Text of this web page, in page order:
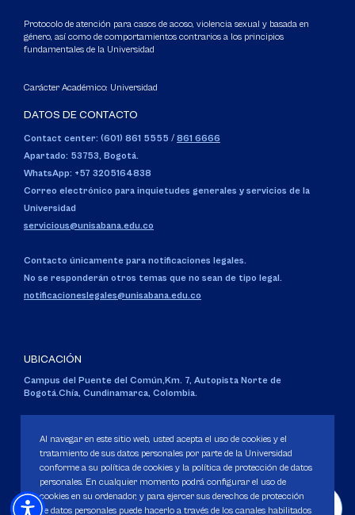
Protocolo de atención para casos de acoso, violencia sexual y basada en
género, así como de comportamientos contrarios a los principios
fundamentales de la Universidad
Carácter Académico: Universidad
DATOS DE CONTACTO
Contact center: (601) 861 5555 / 861 6666
Apartado: 53753, Bogotá.
WhatsApp: +57 3205164838
Correo electrónico para inquietudes generales y servicios de la
Universidad
servicious@unisabana.edu.co
Contacto únicamente para notificaciones legales.
No se responderán otros temas que no sean de tipo legal.
notificacioneslegales@unisabana.edu.co
UBICACIÓN
Campus del Puente del Común,Km. 7, Autopista Norte de
Bogotá.Chía, Cundinamarca, Colombia.
Personería Jurídica:Resolución 130 del 14 de enero de 1980.
Ministerio de Educación Nacional.
Al navegar en este sitio web, usted acepta el uso de cookies y el
tratamiento de sus datos personales por parte de la Universidad
conforme a su política de cookies y la política de protección de datos
personales. En cualquier momento podrá configurar el uso de
cookies en su ordenador, y para ejercer sus derechos de protección
de datos personales puede hacerlo a través de los canales habilitados